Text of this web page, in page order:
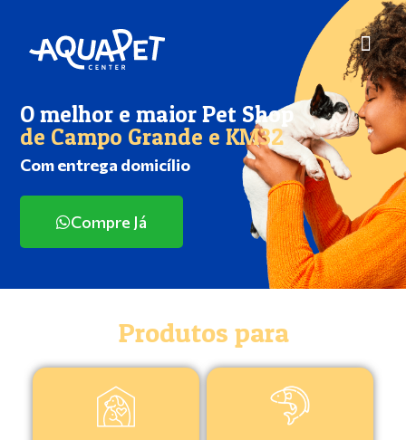
O melhor e maior Pet Shop
de Campo Grande e KM32
Com entrega domicílio
Compre Já
Produtos para